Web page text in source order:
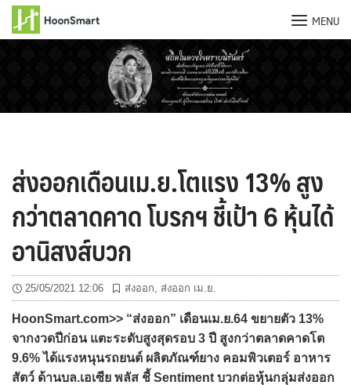
MENU
ส่งออกเดือนเม.ย.โตแรง 13% สูง
กว่าตลาดคาด โบรกฯ ชี้เป้า 6 หุ้นได้
อานิสงส์บวก
25/05/2021 12:06 ส่งออก ส่งออก เม.ย.
HoonSmart.com>> “ส่งออก” เดือนเม.ย.64 ขยายตัว 13%
จากงวดปีก่อน แตะระดับสูงสุดรอบ 3 ปี สูงกว่าตลาดคาดโต
9.6% ได้แรงหนุนรถยนต์ ผลิตภัณฑ์ยาง คอมพิวเตอร์ อาหาร
สัตว์ ด้านบล.เอเซีย พลัส ชี้ Sentiment บวกต่อหุ้นกลุ่มส่งออก